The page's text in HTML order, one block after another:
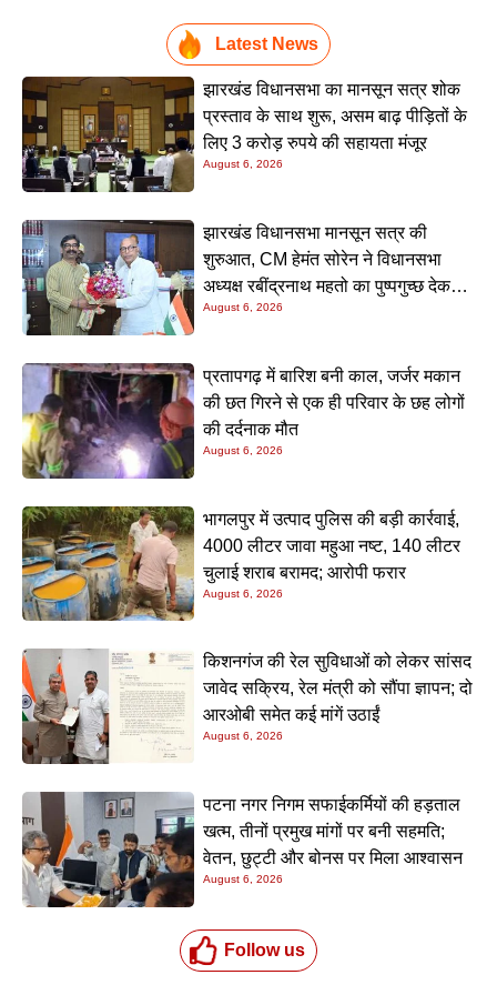
Latest News
झारखंड विधानसभा का मानसून सत्र शोक
प्रस्ताव के साथ शुरू, असम बाढ़ पीड़ितों के
लिए 3 करोड़ रुपये की सहायता मंजूर
August 6, 2026
झारखंड विधानसभा मानसून सत्र की
शुरुआत, CM हेमंत सोरेन ने विधानसभा
अध्यक्ष रबींद्रनाथ महतो का पुष्पगुच्छ देकर
किया स्वागत
August 6, 2026
प्रतापगढ़ में बारिश बनी काल, जर्जर मकान
की छत गिरने से एक ही परिवार के छह लोगों
की दर्दनाक मौत
August 6, 2026
भागलपुर में उत्पाद पुलिस की बड़ी कार्रवाई,
4000 लीटर जावा महुआ नष्ट, 140 लीटर
चुलाई शराब बरामद; आरोपी फरार
August 6, 2026
किशनगंज की रेल सुविधाओं को लेकर सांसद
जावेद सक्रिय, रेल मंत्री को सौंपा ज्ञापन; दो
आरओबी समेत कई मांगें उठाईं
August 6, 2026
पटना नगर निगम सफाईकर्मियों की हड़ताल
खत्म, तीनों प्रमुख मांगों पर बनी सहमति;
वेतन, छुट्टी और बोनस पर मिला आश्वासन
August 6, 2026
Follow us